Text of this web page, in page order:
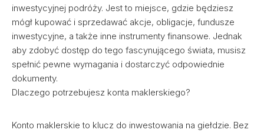
inwestycyjnej podróży. Jest to miejsce, gdzie będziesz
mógł kupować i sprzedawać akcje, obligacje, fundusze
inwestycyjne, a także inne instrumenty finansowe. Jednak
aby zdobyć dostęp do tego fascynującego świata, musisz
spełnić pewne wymagania i dostarczyć odpowiednie
dokumenty.
Dlaczego potrzebujesz konta maklerskiego?
Konto maklerskie to klucz do inwestowania na giełdzie. Bez